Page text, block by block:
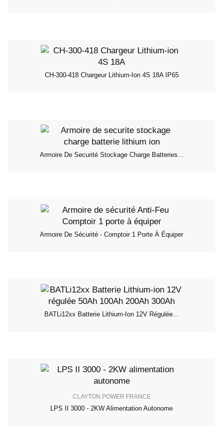
CH-300-418 Chargeur Lithium-Ion 4S 18A IP65
Armoire De Securité Stockage Charge Batteries...
Armoire De Sécurité - Comptoir 1 Porte À Équiper
BATLi12xx Batterie Lithium-Ion 12V Régulée...
CLAYTON POWER FRANCE
LPS II 3000 - 2KW Alimentation Autonome